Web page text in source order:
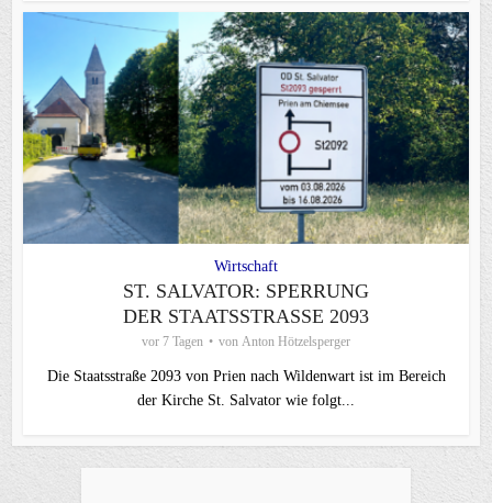
Wirtschaft
ST. SALVATOR: SPERRUNG
DER STAATSSTRASSE 2093
vor 7 Tagen von Anton Hötzelsperger
Die Staatsstraße 2093 von Prien nach Wildenwart ist im Bereich
der Kirche St. Salvator wie folgt...